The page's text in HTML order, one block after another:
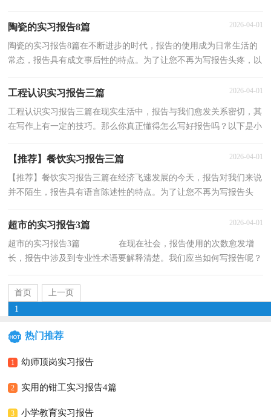
陶瓷的实习报告8篇 2026-04-01
陶瓷的实习报告8篇在不断进步的时代，报告的使用成为日常生活的
常态，报告具有成文事后性的特点。为了让您不再为写报告头疼，以
工程认识实习报告三篇 2026-04-01
工程认识实习报告三篇在现实生活中，报告与我们愈发关系密切，其
在写作上有一定的技巧。那么你真正懂得怎么写好报告吗？以下是小
【推荐】餐饮实习报告三篇 2026-04-01
【推荐】餐饮实习报告三篇在经济飞速发展的今天，报告对我们来说
并不陌生，报告具有语言陈述性的特点。为了让您不再为写报告头
超市的实习报告3篇 2026-04-01
超市的实习报告3篇 在现在社会，报告使用的次数愈发增
长，报告中涉及到专业性术语要解释清楚。我们应当如何写报告呢？
首页
上一页
1
2 3 4
热门推荐
1 幼师顶岗实习报告
2 实用的钳工实习报告4篇
3 小学教育实习报告